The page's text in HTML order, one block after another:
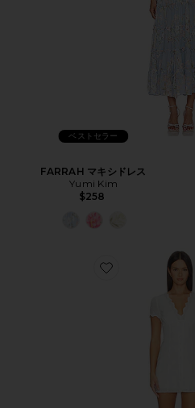
ベストセラー
FARRAH マキシドレス
Yumi Kim
$258